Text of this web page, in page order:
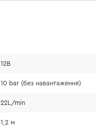
12В
10 bar (без навантаження)
22L/min
1,2 м